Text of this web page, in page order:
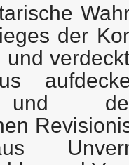
der
und
und